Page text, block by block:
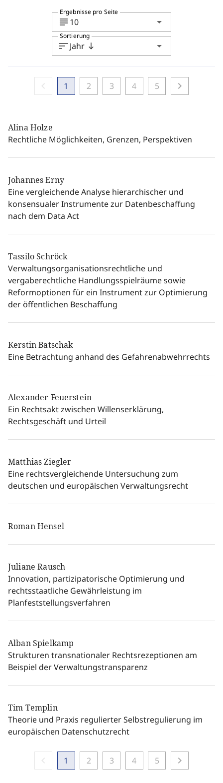
subject 10 arrow_drop_down
Ergebnisse pro Seite
sortJahr south arrow_drop_down
Sortierung
1 2 3 4 5 chevron_right
Alina Holze
Rechtliche Möglichkeiten, Grenzen, Perspektiven
Johannes Erny
Eine vergleichende Analyse hierarchischer und
konsensualer Instrumente zur Datenbeschaffung
nach dem Data Act
Tassilo Schröck
Verwaltungsorganisationsrechtliche und
vergaberechtliche Handlungsspielräume sowie
Reformoptionen für ein Instrument zur Optimierung
der öffentlichen Beschaffung
Kerstin Batschak
Eine Betrachtung anhand des Gefahrenabwehrrechts
Alexander Feuerstein
Ein Rechtsakt zwischen Willenserklärung,
Rechtsgeschäft und Urteil
Matthias Ziegler
Eine rechtsvergleichende Untersuchung zum
deutschen und europäischen Verwaltungsrecht
Roman Hensel
Juliane Rausch
Innovation, partizipatorische Optimierung und
rechtsstaatliche Gewährleistung im
Planfeststellungsverfahren
Alban Spielkamp
Strukturen transnationaler Rechtsrezeptionen am
Beispiel der Verwaltungstransparenz
Tim Templin
Theorie und Praxis regulierter Selbstregulierung im
europäischen Datenschutzrecht
1 2 3 4 5 chevron_right